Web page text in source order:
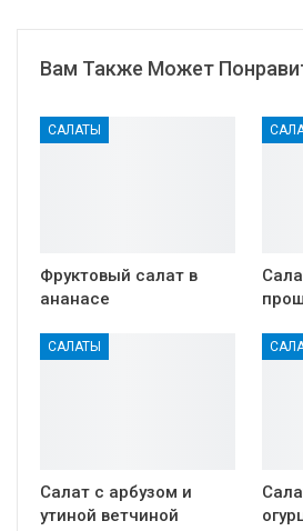
Вам Также Может
САЛАТЫ
Фруктовый салат в
ананасе
САЛАТЫ
Салат с арбузом и
утиной ветчиной